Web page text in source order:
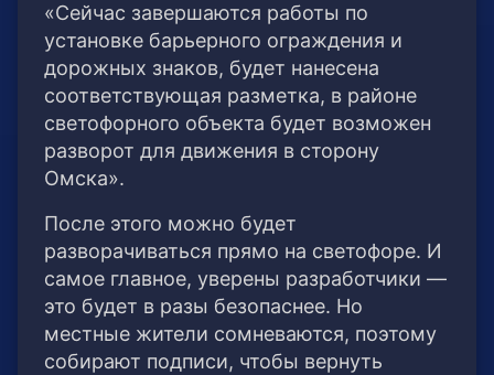
«Сейчас завершаются работы по
установке барьерного ограждения и
дорожных знаков, будет нанесена
соответствующая разметка, в районе
светофорного объекта будет возможен
разворот для движения в сторону
Омска».
После этого можно будет
разворачиваться прямо на светофоре. И
самое главное, уверены разработчики —
это будет в разы безопаснее. Но
местные жители сомневаются, поэтому
собирают подписи, чтобы вернуть